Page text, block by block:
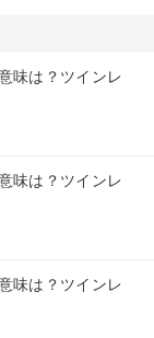
味は？ツインレ
味は？ツインレ
味は？ツインレ